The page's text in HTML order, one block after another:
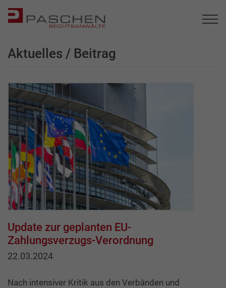
Aktuelles / Beitrag
Update zur geplanten EU-
Zahlungsverzugs-Verordnung
22.03.2024
Nach intensiver Kritik aus den Verbänden und